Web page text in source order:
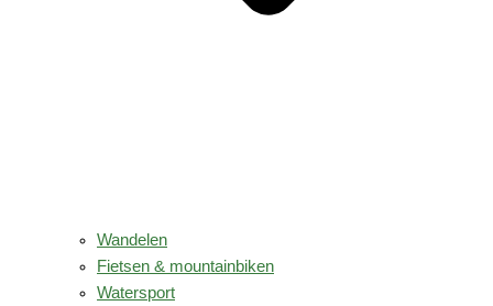
Wandelen
Fietsen & mountainbiken
Watersport